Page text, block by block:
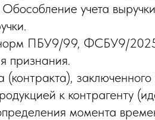
учета
норм ПБУ9/99, ФСБУ9/
признания.
к контрагенту
момента